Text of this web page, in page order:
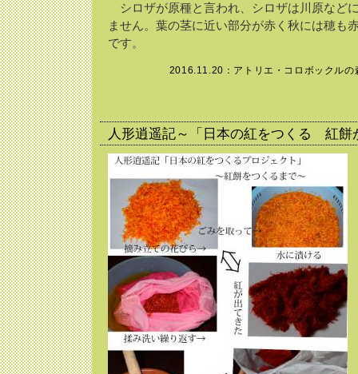
シロザが原種と言われ、シロザは川原など
ません。葉の茎に近い部分が赤く秋には穂も
です。
2016.11.20： アトリエ・コロボックルの
人形逍遥記～「日本の紅をつくる 紅餅